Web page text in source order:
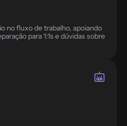
no fluxo de trabalho, apoiando
para 1:1s e dúvidas sobre